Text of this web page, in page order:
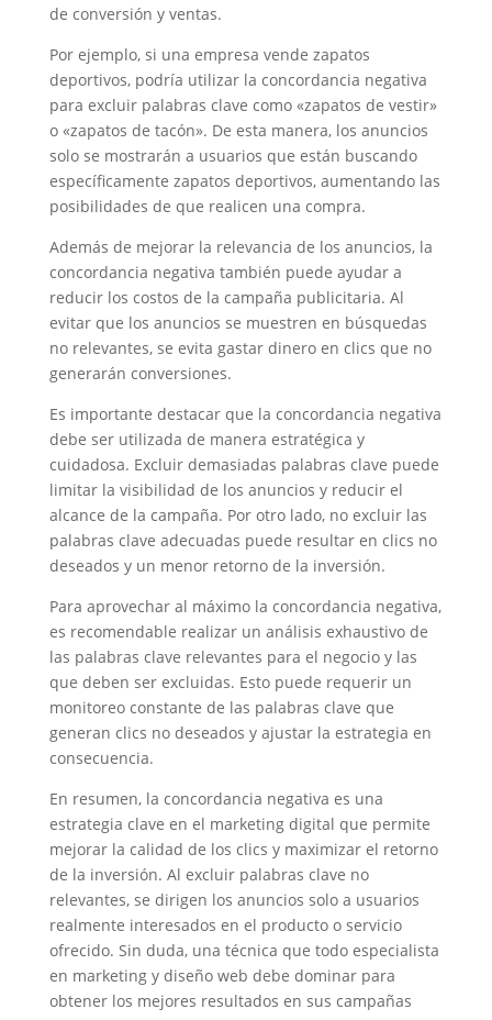
de conversión y ventas.
Por ejemplo, si una empresa vende zapatos
deportivos, podría utilizar la concordancia negativa
para excluir palabras clave como «zapatos de vestir»
o «zapatos de tacón». De esta manera, los anuncios
solo se mostrarán a usuarios que están buscando
específicamente zapatos deportivos, aumentando las
posibilidades de que realicen una compra.
Además de mejorar la relevancia de los anuncios, la
concordancia negativa también puede ayudar a
reducir los costos de la campaña publicitaria. Al
evitar que los anuncios se muestren en búsquedas
no relevantes, se evita gastar dinero en clics que no
generarán conversiones.
Es importante destacar que la concordancia negativa
debe ser utilizada de manera estratégica y
cuidadosa. Excluir demasiadas palabras clave puede
limitar la visibilidad de los anuncios y reducir el
alcance de la campaña. Por otro lado, no excluir las
palabras clave adecuadas puede resultar en clics no
deseados y un menor retorno de la inversión.
Para aprovechar al máximo la concordancia negativa,
es recomendable realizar un análisis exhaustivo de
las palabras clave relevantes para el negocio y las
que deben ser excluidas. Esto puede requerir un
monitoreo constante de las palabras clave que
generan clics no deseados y ajustar la estrategia en
consecuencia.
En resumen, la concordancia negativa es una
estrategia clave en el marketing digital que permite
mejorar la calidad de los clics y maximizar el retorno
de la inversión. Al excluir palabras clave no
relevantes, se dirigen los anuncios solo a usuarios
realmente interesados en el producto o servicio
ofrecido. Sin duda, una técnica que todo especialista
en marketing y diseño web debe dominar para
obtener los mejores resultados en sus campañas